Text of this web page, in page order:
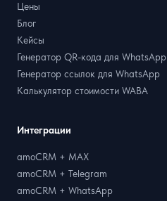
Интеграции
amoCRM + MAX
amoCRM + Telegram
amoCRM + WhatsApp
Цены
Блог
Кейсы
Генератор QR-кода для WhatsApp
Генератор ссылок для WhatsApp
Калькулятор стоимости WABA